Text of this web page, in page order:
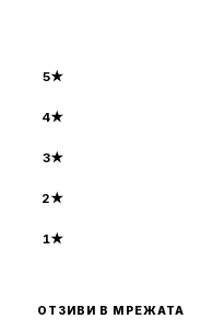
5★
4★
3★
2★
1★
ОТЗИВИ В МРЕЖАТА